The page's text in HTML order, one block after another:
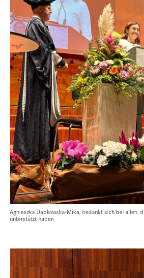
Agnieszka Dabkowska-Mika, bedankt sich bei allen,
unterstützt haben